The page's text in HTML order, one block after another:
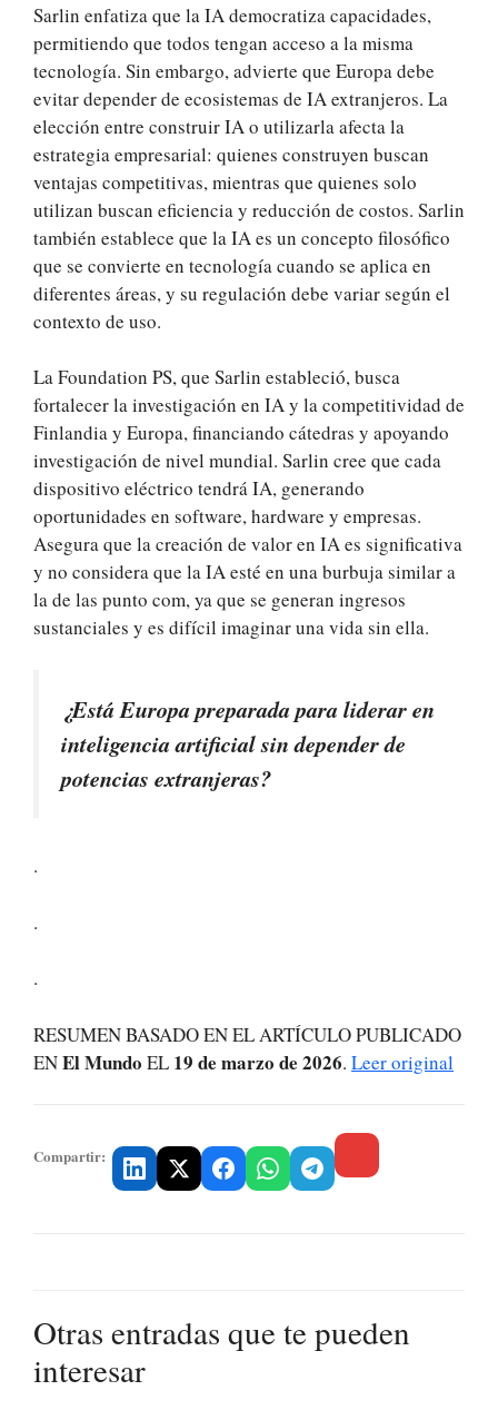
Sarlin enfatiza que la IA democratiza capacidades,
permitiendo que todos tengan acceso a la misma
tecnología. Sin embargo, advierte que Europa debe
evitar depender de ecosistemas de IA extranjeros. La
elección entre construir IA o utilizarla afecta la
estrategia empresarial: quienes construyen buscan
ventajas competitivas, mientras que quienes solo
utilizan buscan eficiencia y reducción de costos. Sarlin
también establece que la IA es un concepto filosófico
que se convierte en tecnología cuando se aplica en
diferentes áreas, y su regulación debe variar según el
contexto de uso.
La Foundation PS, que Sarlin estableció, busca
fortalecer la investigación en IA y la competitividad de
Finlandia y Europa, financiando cátedras y apoyando
investigación de nivel mundial. Sarlin cree que cada
dispositivo eléctrico tendrá IA, generando
oportunidades en software, hardware y empresas.
Asegura que la creación de valor en IA es significativa
y no considera que la IA esté en una burbuja similar a
la de las punto com, ya que se generan ingresos
sustanciales y es difícil imaginar una vida sin ella.
¿Está Europa preparada para liderar en
inteligencia artificial sin depender de
potencias extranjeras?
.
.
.
RESUMEN BASADO EN EL ARTÍCULO PUBLICADO
ENEl Mundo EL 19 de marzo de 2026. Leer original
Compartir:
Otras entradas que te pueden
interesar